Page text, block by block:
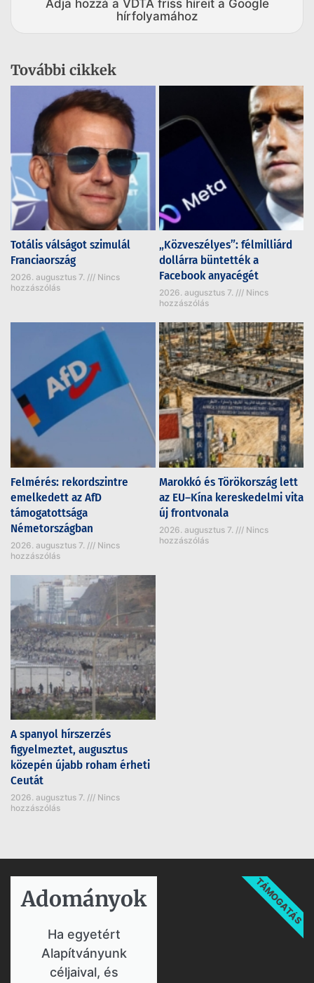
Adja hozzá a VDTA friss híreit a Google
hírfolyamához
További cikkek
Totális válságot szimulál
Franciaország
2026. augusztus 7.
Nincs
hozzászólás
„Közveszélyes”: félmilliárd
dollárra büntették a
Facebook anyacégét
2026. augusztus 7.
Nincs
hozzászólás
Felmérés: rekordszintre
emelkedett az AfD
támogatottsága
Németországban
2026. augusztus 7.
Nincs
hozzászólás
Marokkó és Törökország lett
az EU–Kína kereskedelmi vita
új frontvonala
2026. augusztus 7.
Nincs
hozzászólás
A spanyol hírszerzés
figyelmeztet, augusztus
közepén újabb roham érheti
Ceutát
2026. augusztus 7.
Nincs
hozzászólás
Adományok​
Ha egyetért
Alapítványunk
céljaival, és
TÁMOGATÁS